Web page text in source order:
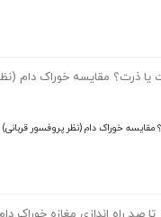
خوراک دام (نظر پروفسور قربانی)